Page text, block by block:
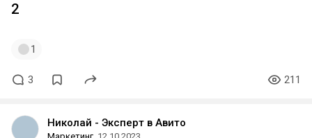
2
1
3 211
Николай - Эксперт в Авито